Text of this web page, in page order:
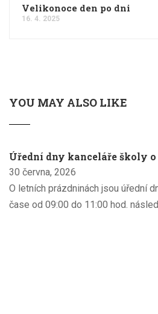
Velikonoce den po dni
16. 4. 2025
YOU MAY ALSO LIKE
Úřední dny kanceláře školy
30 června, 2026
O letních prázdninách jsou úřední
čase od 09:00 do 11:00 hod.